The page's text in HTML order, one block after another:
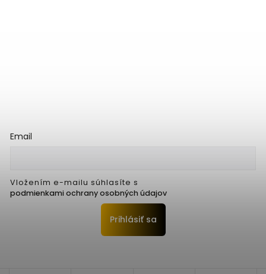
Email
Vložením e-mailu súhlasíte s
podmienkami ochrany osobných údajov
Prihlásiť sa